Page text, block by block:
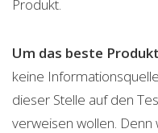
Produkt.
Um das beste
keine
dieser Stelle auf den
verweisen wollen. Denn